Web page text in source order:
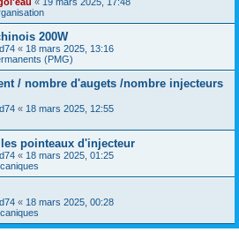
200W
« 18 mars 2025, 13:16
(PMG)
/ nombre d'augets /nombre injecteurs
« 18 mars 2025, 12:55
pointeaux d'injecteur
« 18 mars 2025, 01:25
« 18 mars 2025, 00:28